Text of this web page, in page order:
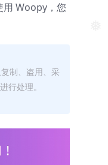
用 Woopy，您
制、盗用、采
行处理。